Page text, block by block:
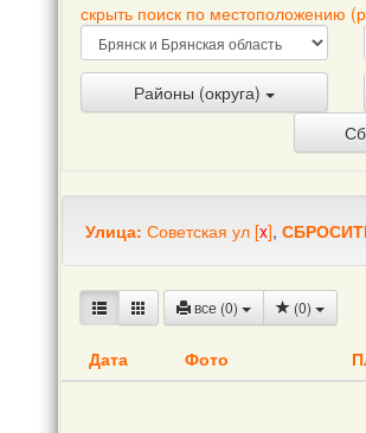
скрыть поиск по местоположению
Районы (округа)
Улица: Советская ул [x],
все (0) (0)
Дата Фото